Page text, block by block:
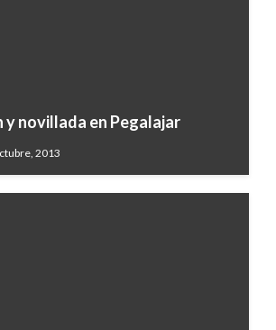
y novillada en Pegalajar
2013